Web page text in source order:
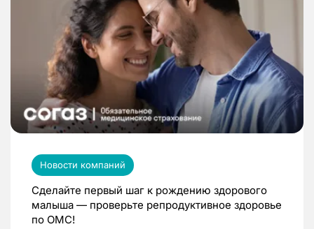
Новости компаний
Сделайте первый шаг к рождению здорового
малыша — проверьте репродуктивное здоровье
по ОМС!